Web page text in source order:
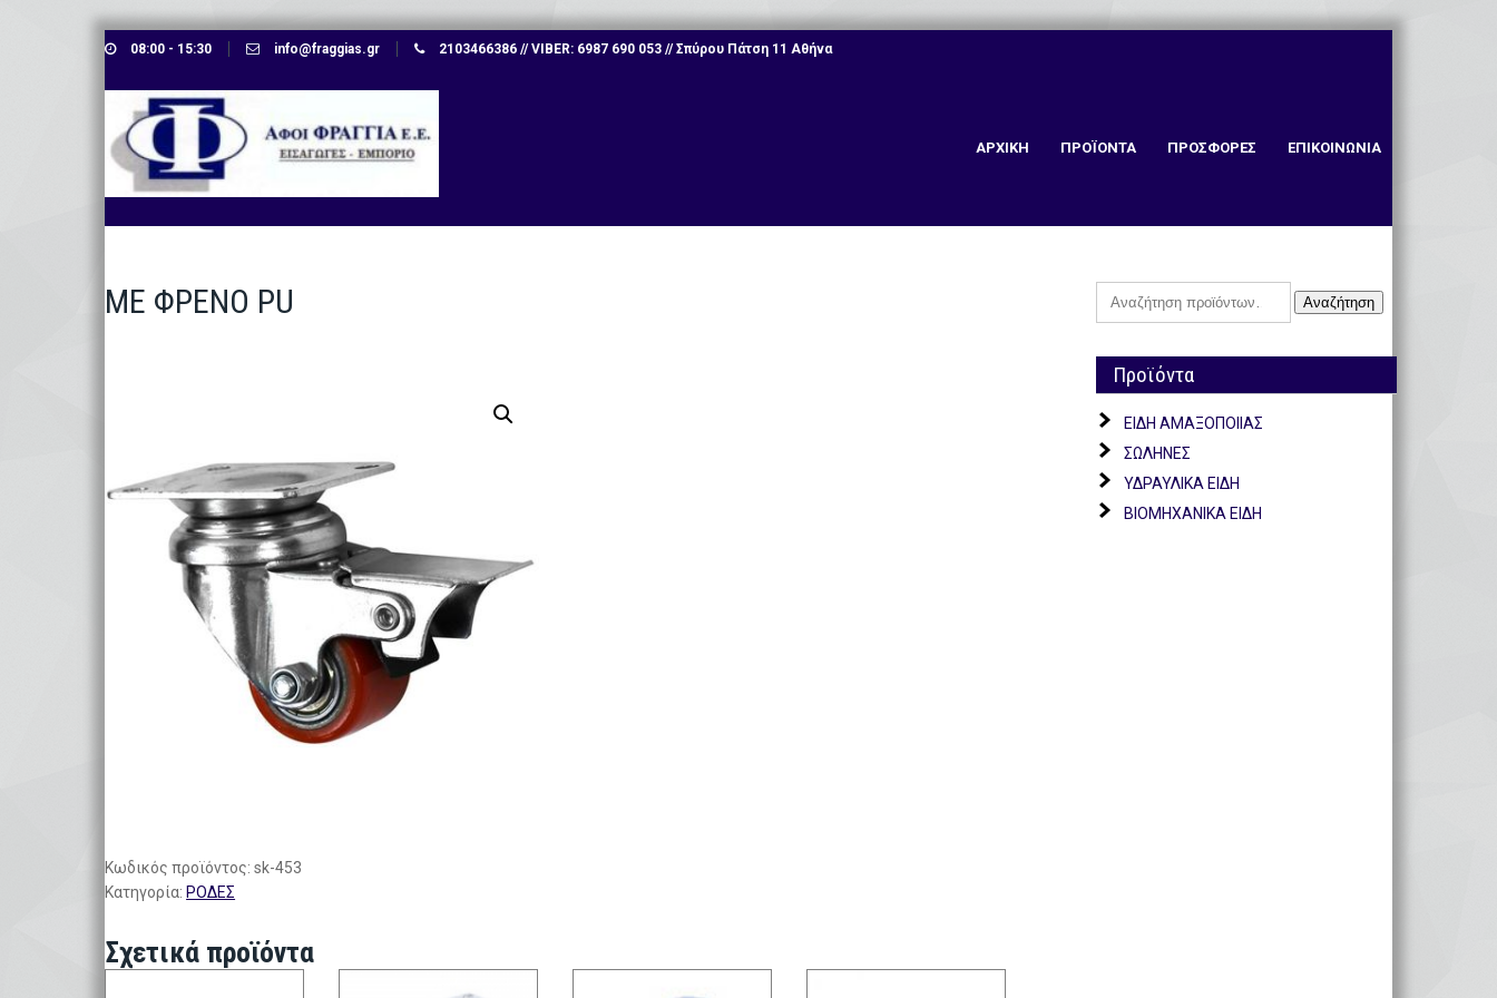
Skip
content
08:00 - 15:30 info@fraggias.gr 2103466386 // VIBER: 6987 690 053 // Σπύρου Πάτση 11 Αθήνα
ΑΡΧΙΚΗ ΠΡΟΪΟΝΤΑ ΠΡΟΣΦΟΡΕΣ ΕΠΙΚΟΙΝΩΝΙΑ
ΜΕ ΦΡΕΝΟ PU
Κωδικός προϊόντος:sk-453
Κατηγορία: ΡΟΔΕΣ
Σχετικά προϊόντα
Αναζήτηση
Αναζήτηση
Προϊόντα
ΕΙΔΗ ΑΜΑΞΟΠΟΙΙΑΣ
ΣΩΛΗΝΕΣ
ΥΔΡΑΥΛΙΚΑ ΕΙΔΗ
ΒΙΟΜΗΧΑΝΙΚΑ ΕΙΔΗ